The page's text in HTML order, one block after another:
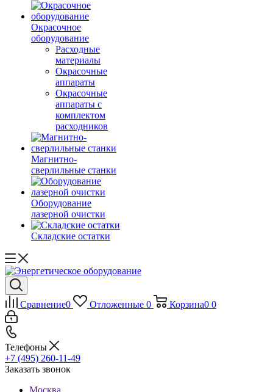
Окрасочное
оборудование
Расходные
материалы
Окрасочные
аппараты
Окрасочные
аппараты с
комплектом
расходников
Магнитно-
сверлильные станки
Оборудование
лазерной очистки
Складские остатки
Сравнение0 Отложенные 0 Корзина0 0
Телефоны
+7 (495) 260-11-49
Заказать звонок
Москва